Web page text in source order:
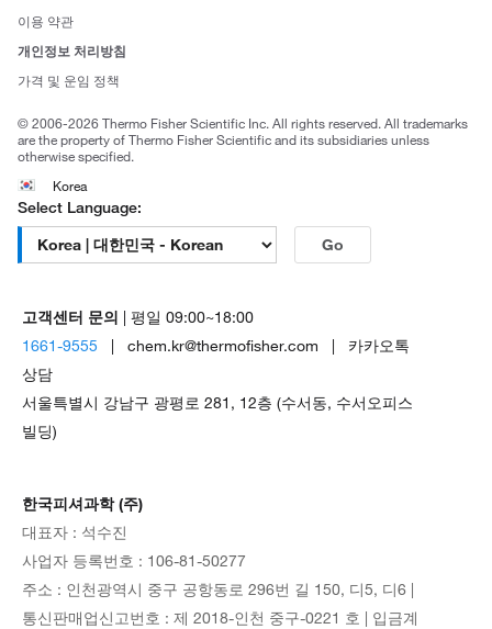
사회적 책임
브랜드
이용 약관
개인정보 처리방침
가격 및 운임 정책
© 2006-2026 Thermo Fisher Scientific Inc. All rights reserved. All trademarks
are the property of Thermo Fisher Scientific and its subsidiaries unless
otherwise specified.
Korea
Select Language:
Go
고객센터 문의 | 평일 09:00~18:00
1661-9555 | chem.kr@thermofisher.com | 카카오톡
상담
서울특별시 강남구 광평로 281, 12층 (수서동, 수서오피스
빌딩)
한국피셔과학 (주)
대표자 : 석수진
사업자 등록번호 : 106-81-50277
주소 : 인천광역시 중구 공항동로 296번 길 150, 디5, 디6 |
통신판매업신고번호 : 제 2018-인천 중구-0221 호 | 입금계